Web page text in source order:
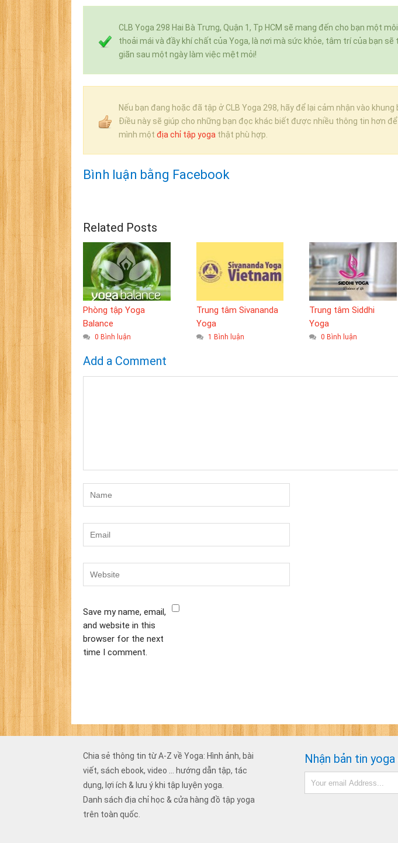
CLB Yoga 298 Hai Bà Trưng, Quận 1, Tp HCM sẽ mang đến cho bạn một
thoải mái và đầy khí chất của Yoga, là nơi mà sức khỏe, tâm trí của bạn
giãn sau một ngày làm việc mệt mỏi!
Nếu bạn đang hoặc đã tập ở CLB Yoga 298, hãy để lại cảm nhận vào khung
Điều này sẽ giúp cho những bạn đọc khác biết được nhiều thông tin hơn
mình mộtđịa chỉ tập yoga thật phù hợp.
Bình luận bằng Facebook
Related Posts
Phòng tập Yoga
Balance
0 Bình luận
Trung tâm Sivananda
Yoga
1 Bình luận
Trung tâm Siddhi
Yoga
0 Bình luận
Add a Comment
Save my name, email,
and website in this
browser for the next
time I comment.
Chia sẻ thông tin từ A-Z về Yoga: Hình ảnh, bài
viết, sách ebook, video ... hướng dẫn tập, tác
dụng, lợi ích & lưu ý khi tập luyện yoga.
Danh sách địa chỉ học & cửa hàng đồ tập yoga
trên toàn quốc.
Nhận bản tin